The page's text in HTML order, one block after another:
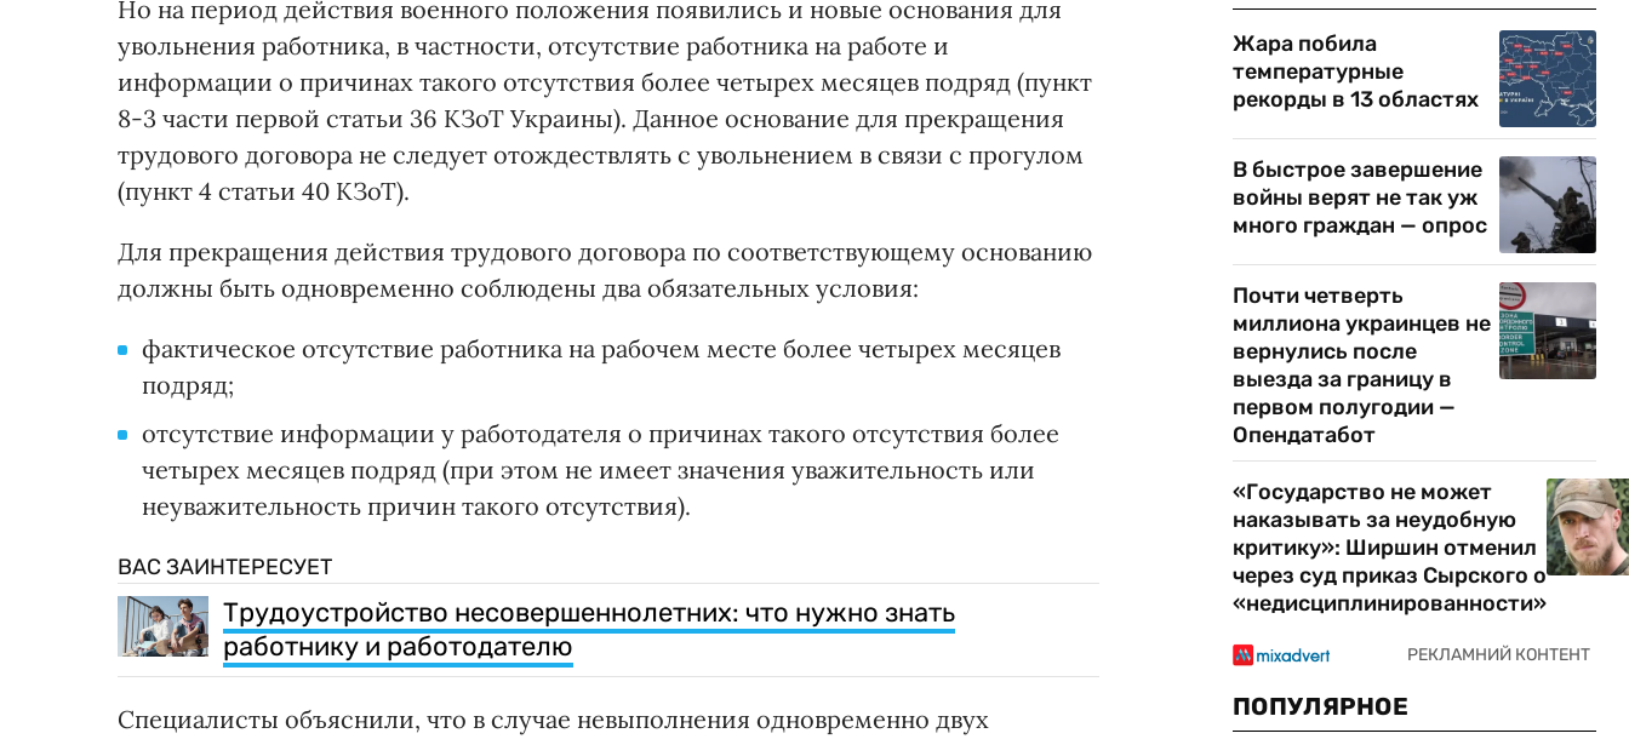
Но на период действия военного положения появились и новые основания для
увольнения работника, в частности, отсутствие работника на работе и
информации о причинах такого отсутствия более четырех месяцев подряд (пункт
8-3 части первой статьи 36 КЗоТ Украины). Данное основание для прекращения
трудового договора не следует отождествлять с увольнением в связи с прогулом
(пункт 4 статьи 40 КЗоТ).
Для прекращения действия трудового договора по соответствующему основанию
должны быть одновременно соблюдены два обязательных условия:
фактическое отсутствие работника на рабочем месте более четырех месяцев
подряд;
отсутствие информации у работодателя о причинах такого отсутствия более
четырех месяцев подряд (при этом не имеет значения уважительность или
неуважительность причин такого отсутствия).
ВАС ЗАИНТЕРЕСУЕТ
Трудоустройство несовершеннолетних: что нужно знать
работнику и работодателю
Специалисты объяснили, что в случае невыполнения одновременно двух
Жара побила
температурные
рекорды в 13 областях
В быстрое завершение
войны верят не так уж
много граждан — опрос
Почти четверть
миллиона украинцев не
вернулись после
выезда за границу в
первом полугодии —
Опендатабот
«Государство не может
наказывать за неудобную
критику»: Ширшин отменил
через суд приказ Сырского о
«недисциплинированности»
ПОПУЛЯРНОЕ